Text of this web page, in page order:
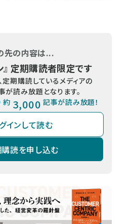
先の内容は...
』 定期購読者限定です
定期購読しているメディアの
が読み放題となります。
約 3,000 記事が読み放題！
インして読む
読を申し込む